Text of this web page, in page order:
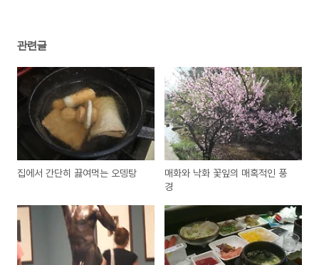
관련글
집에서 간단히 끓여먹는 오뎅탕
매화와 낙화 꽃잎의 매혹적인 풍
경